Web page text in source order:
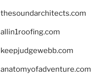
thesoundarchitects.com
allin1roofing.com
keepjudgewebb.com
anatomyofadventure.com